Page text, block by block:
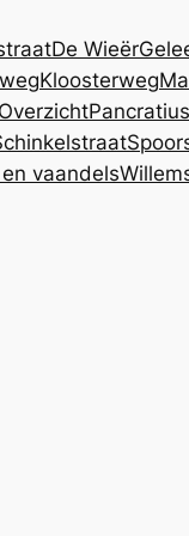
De Wieër
Kloosterweg
Overzicht
vaandels